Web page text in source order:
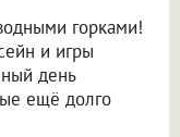
горками!
и игры
день
ещё долго